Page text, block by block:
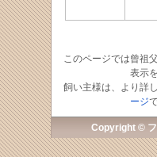
このページでは曾祖
表示
飼い主様は、より詳
ージ
Copyright © フ